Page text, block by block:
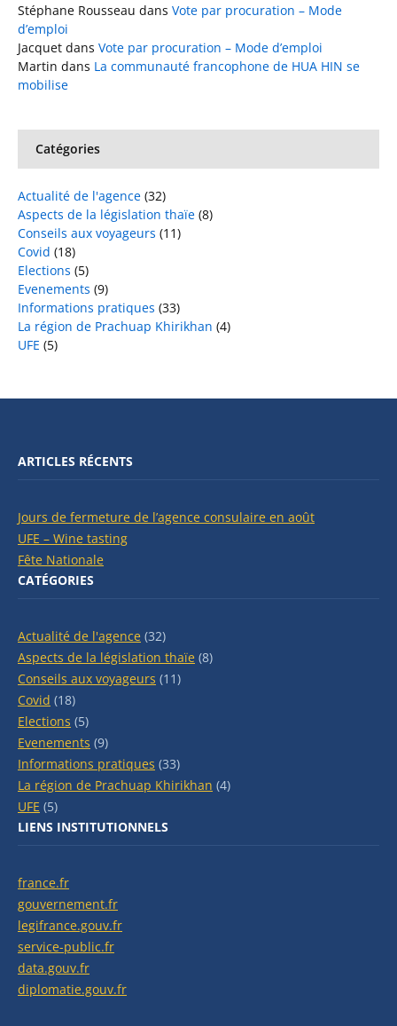
Stéphane Rousseau dans Vote par procuration – Mode
d’emploi
Jacquet dans Vote par procuration – Mode d’emploi
Martin dans La communauté francophone de HUA HIN se
mobilise
Catégories
Actualité de l'agence (32)
Aspects de la législation thaïe (8)
Conseils aux voyageurs (11)
Covid (18)
Elections (5)
Evenements (9)
Informations pratiques (33)
La région de Prachuap Khirikhan (4)
UFE (5)
ARTICLES RÉCENTS
Jours de fermeture de l’agence consulaire en août
UFE – Wine tasting
Fête Nationale
CATÉGORIES
Actualité de l'agence (32)
Aspects de la législation thaïe (8)
Conseils aux voyageurs (11)
Covid (18)
Elections (5)
Evenements (9)
Informations pratiques (33)
La région de Prachuap Khirikhan (4)
UFE (5)
LIENS INSTITUTIONNELS
france.fr
gouvernement.fr
legifrance.gouv.fr
service-public.fr
data.gouv.fr
diplomatie.gouv.fr